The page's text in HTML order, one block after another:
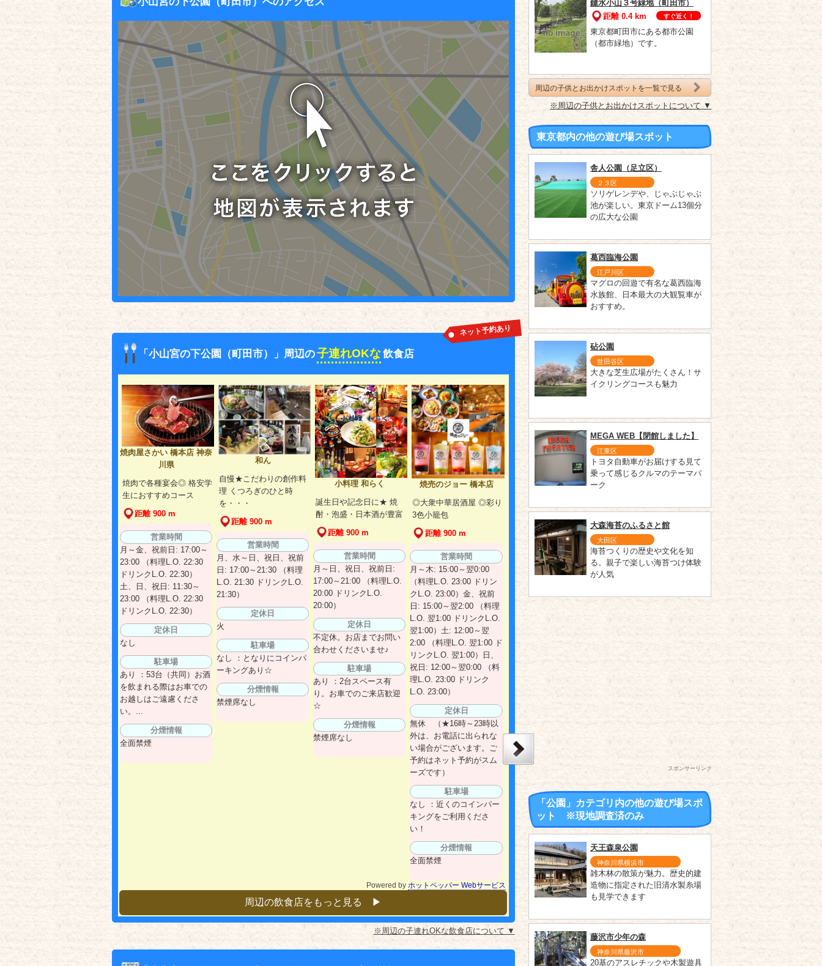
「小山宮の下公園（町田市）」周辺の子連れOKな飲食店
ネット予約あり
焼肉屋さかい 橋本店 神奈
川県
焼肉で各種宴会◎ 格安学
生におすすめコース
距離 900 m
営業時間
月～金、祝前日: 17:00～
23:00 （料理L.O. 22:30
ドリンクL.O. 22:30）
土、日、祝日: 11:30～
23:00 （料理L.O. 22:30
ドリンクL.O. 22:30）
定休日
なし
駐車場
あり ：53台（共同）お酒
を飲まれる際はお車での
お越しはご遠慮くださ
い。...
分煙情報
全面禁煙
和ん
自慢★こだわりの創作料
理 くつろぎのひと時
を・・・
距離 900 m
営業時間
月、水～日、祝日、祝前
日: 17:00～21:30 （料理
L.O. 21:30 ドリンクL.O.
21:30）
定休日
火
駐車場
なし ：となりにコインパ
ーキングあり☆
分煙情報
禁煙席なし
小料理 和らく
誕生日や記念日に★ 焼
酎・泡盛・日本酒が豊富
距離 900 m
営業時間
月～日、祝日、祝前日:
17:00～21:00 （料理L.O.
20:00 ドリンクL.O.
20:00）
定休日
不定休。お店までお問い
合わせくださいませ♪
駐車場
あり ：2台スペース有
り。お車でのご来店歓迎
☆
分煙情報
禁煙席なし
焼売のジョー 橋本店
◎大衆中華居酒屋 ◎彩り
3色小籠包
距離 900 m
営業時間
月～木: 15:00～翌0:00
（料理L.O. 23:00 ドリン
クL.O. 23:00）金、祝前
日: 15:00～翌2:00 （料理
L.O. 翌1:00 ドリンクL.O.
翌1:00）土: 12:00～翌
2:00 （料理L.O. 翌1:00 ド
リンクL.O. 翌1:00）日、
祝日: 12:00～翌0:00 （料
理L.O. 23:00 ドリンク
L.O. 23:00）
定休日
無休 （★16時～23時以
外は、お電話に出られな
い場合がございます。ご
予約はネット予約がスム
ーズです）
駐車場
なし ：近くのコインパー
キングをご利用くださ
い！
分煙情報
全面禁煙
Powered by ホットペッパー Webサービス
周辺の飲食店をもっと見る ▶︎
※周辺の子連れOKな飲食店について ▼
鑓水小山３号緑地（町田市）
距離 0.4 km
すぐ近く！
東京都町田市にある都市公園
（都市緑地）です。
周辺の子供とお出かけスポットを一覧で見る
※周辺の子供とお出かけスポットについて ▼
東京都内の他の遊び場スポット
舎人公園（足立区）
２３区
ソリゲレンデや、じゃぶじゃぶ
池が楽しい。東京ドーム13個分
の広大な公園
葛西臨海公園
江戸川区
マグロの回遊で有名な葛西臨海
水族館、日本最大の大観覧車が
おすすめ。
砧公園
世田谷区
大きな芝生広場がたくさん！サ
イクリングコースも魅力
MEGA WEB【閉館しました】
江東区
トヨタ自動車がお届けする見て
乗って感じるクルマのテーマパ
ーク
大森海苔のふるさと館
大田区
海苔つくりの歴史や文化を知
る。親子で楽しい海苔つけ体験
が人気
スポンサーリンク
「公園」カテゴリ内の他の遊び場スポ
ット ※現地調査済のみ
天王森泉公園
神奈川県横浜市
雑木林の散策が魅力。歴史的建
造物に指定された旧清水製糸場
も見学できます
藤沢市少年の森
神奈川県藤沢市
20基のアスレチックや木製遊具